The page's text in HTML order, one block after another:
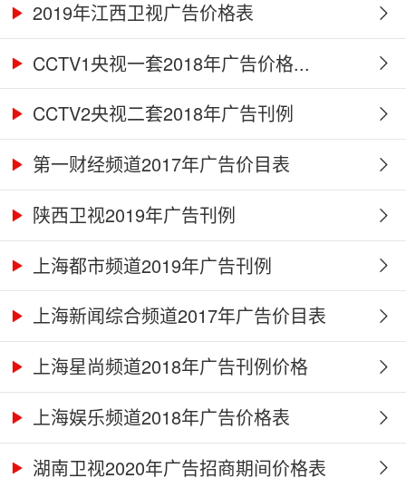
2019年江西卫视广告价格表
CCTV1央视一套2018年广告价格...
CCTV2央视二套2018年广告刊例
第一财经频道2017年广告价目表
陕西卫视2019年广告刊例
上海都市频道2019年广告刊例
上海新闻综合频道2017年广告价目表
上海星尚频道2018年广告刊例价格
上海娱乐频道2018年广告价格表
湖南卫视2020年广告招商期间价格表